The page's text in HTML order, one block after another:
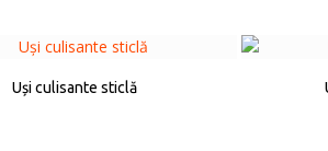
Uși culisante sticlă